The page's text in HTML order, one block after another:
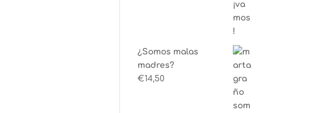
¿Somos malas
madres?
€14,50